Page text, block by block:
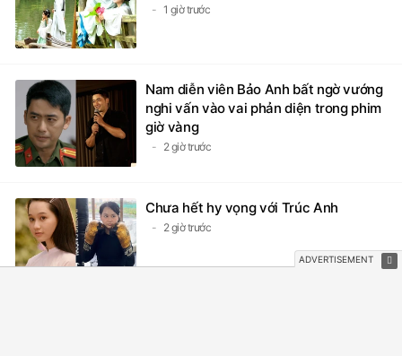
1 giờ trước
Nam diễn viên Bảo Anh bất ngờ vướng
nghi vấn vào vai phản diện trong phim
giờ vàng
2 giờ trước
Chưa hết hy vọng với Trúc Anh
2 giờ trước